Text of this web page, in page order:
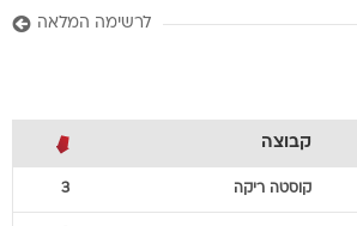
לרשימה המלאה
קבוצה
קוסטה ריקה 3